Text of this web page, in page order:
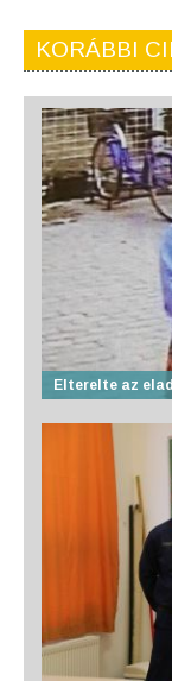
KORÁBBI
Elterelte az